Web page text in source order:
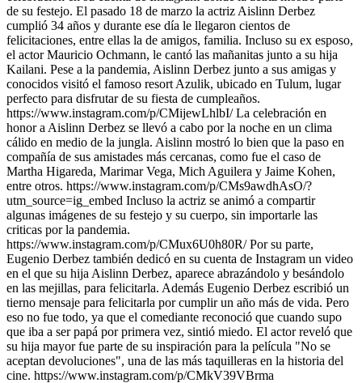
de su festejo. El pasado 18 de marzo la actriz Aislinn Derbez
cumplió 34 años y durante ese día le llegaron cientos de
felicitaciones, entre ellas la de amigos, familia. Incluso su ex esposo,
el actor Mauricio Ochmann, le cantó las mañanitas junto a su hija
Kailani. Pese a la pandemia, Aislinn Derbez junto a sus amigas y
conocidos visitó el famoso resort Azulik, ubicado en Tulum, lugar
perfecto para disfrutar de su fiesta de cumpleaños.
https://www.instagram.com/p/CMijewLhlbI/ La celebración en
honor a Aislinn Derbez se llevó a cabo por la noche en un clima
cálido en medio de la jungla. Aislinn mostró lo bien que la paso en
compañía de sus amistades más cercanas, como fue el caso de
Martha Higareda, Marimar Vega, Mich Aguilera y Jaime Kohen,
entre otros. https://www.instagram.com/p/CMs9awdhAsO/?
utm_source=ig_embed Incluso la actriz se animó a compartir
algunas imágenes de su festejo y su cuerpo, sin importarle las
criticas por la pandemia.
https://www.instagram.com/p/CMux6U0h80R/ Por su parte,
Eugenio Derbez también dedicó en su cuenta de Instagram un video
en el que su hija Aislinn Derbez, aparece abrazándolo y besándolo
en las mejillas, para felicitarla. Además Eugenio Derbez escribió un
tierno mensaje para felicitarla por cumplir un año más de vida. Pero
eso no fue todo, ya que el comediante reconoció que cuando supo
que iba a ser papá por primera vez, sintió miedo. El actor reveló que
su hija mayor fue parte de su inspiración para la película "No se
aceptan devoluciones", una de las más taquilleras en la historia del
cine. https://www.instagram.com/p/CMkV39VBrma